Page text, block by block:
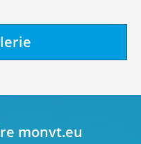
monvt.eu